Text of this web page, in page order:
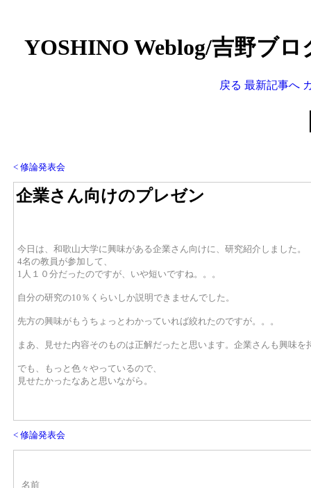
YOSHINO Weblog/吉野ブ
戻る 最新記事へ
< 修論発表会
企業さん向けのプレゼン
今日は、和歌山大学に興味がある企業さん向けに、研究紹介しました。
4名の教員が参加して、
1人１０分だったのですが、いや短いですね。。。
自分の研究の10％くらいしか説明できませんでした。
先方の興味がもうちょっとわかっていれば絞れたのですが。。。
まあ、見せた内容そのものは正解だったと思います。企業さんも興味を
でも、もっと色々やっているので、
見せたかったなあと思いながら。
< 修論発表会
名前